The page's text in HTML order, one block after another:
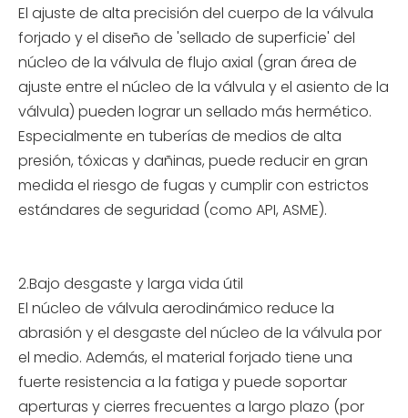
El ajuste de alta precisión del cuerpo de la válvula
forjado y el diseño de 'sellado de superficie' del
núcleo de la válvula de flujo axial (gran área de
ajuste entre el núcleo de la válvula y el asiento de la
válvula) pueden lograr un sellado más hermético.
Especialmente en tuberías de medios de alta
presión, tóxicas y dañinas, puede reducir en gran
medida el riesgo de fugas y cumplir con estrictos
estándares de seguridad (como API, ASME).
2.Bajo desgaste y larga vida útil
El núcleo de válvula aerodinámico reduce la
abrasión y el desgaste del núcleo de la válvula por
el medio. Además, el material forjado tiene una
fuerte resistencia a la fatiga y puede soportar
aperturas y cierres frecuentes a largo plazo (por